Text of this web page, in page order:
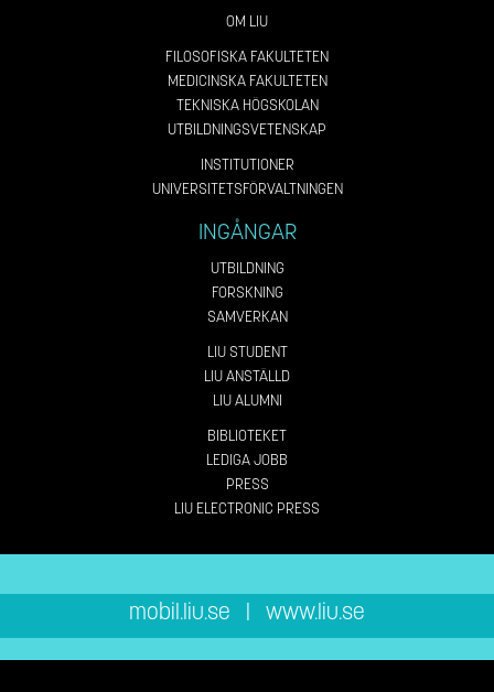
OM LIU
FILOSOFISKA FAKULTETEN
MEDICINSKA FAKULTETEN
TEKNISKA HÖGSKOLAN
UTBILDNINGSVETENSKAP
INSTITUTIONER
UNIVERSITETSFÖRVALTNINGEN
INGÅNGAR
UTBILDNING
FORSKNING
SAMVERKAN
LIU STUDENT
LIU ANSTÄLLD
LIU ALUMNI
BIBLIOTEKET
LEDIGA JOBB
PRESS
LIU ELECTRONIC PRESS
mobil.liu.se www.liu.se